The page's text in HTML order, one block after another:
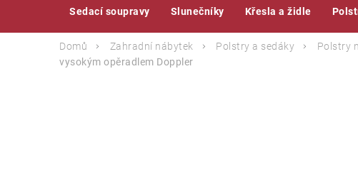
Sedací soupravy Slunečníky Křesla a židle
Domů Zahradní nábytek Polstry a sedáky Polstry
vysokým opěradlem Doppler